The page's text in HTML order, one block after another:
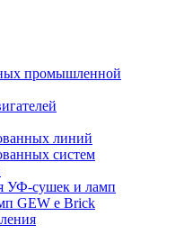
промышленной
линий
систем
УФ-сушек и ламп
GEW e Brick